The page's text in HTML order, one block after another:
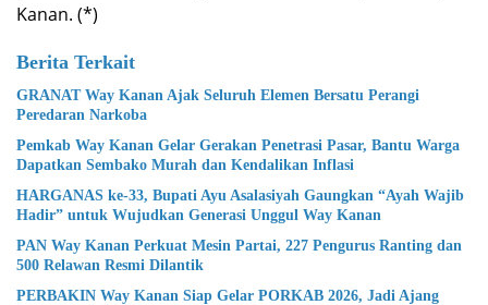
Kanan. (*)
Berita Terkait
GRANAT Way Kanan Ajak Seluruh Elemen Bersatu Perangi
Peredaran Narkoba
Pemkab Way Kanan Gelar Gerakan Penetrasi Pasar, Bantu Warga
Dapatkan Sembako Murah dan Kendalikan Inflasi
HARGANAS ke-33, Bupati Ayu Asalasiyah Gaungkan “Ayah Wajib
Hadir” untuk Wujudkan Generasi Unggul Way Kanan
PAN Way Kanan Perkuat Mesin Partai, 227 Pengurus Ranting dan
500 Relawan Resmi Dilantik
PERBAKIN Way Kanan Siap Gelar PORKAB 2026, Jadi Ajang